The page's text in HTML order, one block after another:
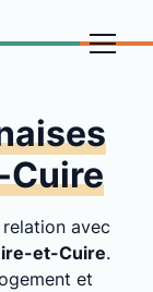
Cuire
avec
et-Cuire.
et